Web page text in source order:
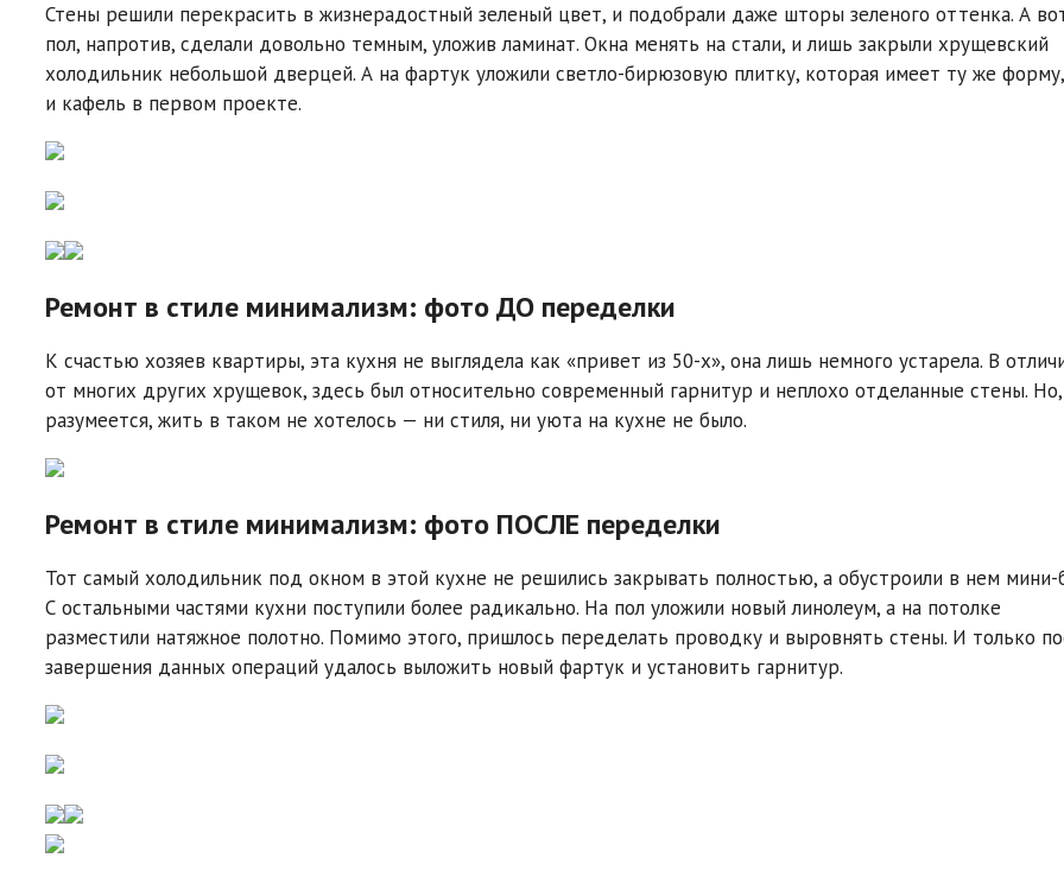
Стены решили перекрасить в жизнерадостный зеленый цвет, и подобрали даже шторы зеленого оттенка. А
пол, напротив, сделали довольно темным, уложив ламинат. Окна менять на стали, и лишь закрыли хрущевский
холодильник небольшой дверцей. А на фартук уложили светло-бирюзовую плитку, которая имеет ту же
и кафель в первом проекте.
Ремонт в стиле минимализм: фото ДО переделки
К счастью хозяев квартиры, эта кухня не выглядела как «привет из 50-х», она лишь немного устарела. В
от многих других хрущевок, здесь был относительно современный гарнитур и неплохо отделанные стены. Но,
разумеется, жить в таком не хотелось — ни стиля, ни уюта на кухне не было.
Ремонт в стиле минимализм: фото ПОСЛЕ переделки
Тот самый холодильник под окном в этой кухне не решились закрывать полностью, а обустроили в нем мини-
С остальными частями кухни поступили более радикально. На пол уложили новый линолеум, а на потолке
разместили натяжное полотно. Помимо этого, пришлось переделать проводку и выровнять стены. И только
завершения данных операций удалось выложить новый фартук и установить гарнитур.